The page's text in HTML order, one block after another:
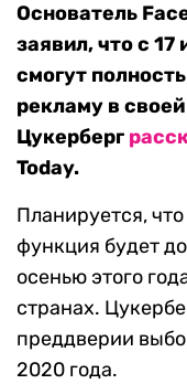
Основатель
заявил, что с
смогут
рекламу в
Цукерберг
Today.
Планируется,
функция будет
осенью этого
странах.
преддверии
2020 года.